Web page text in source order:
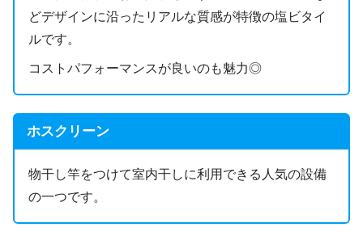
どデザインに沿ったリアルな質感が特徴の塩ビタイ
ルです。
コストパフォーマンスが良いのも魅力◎
ホスクリーン
物干し竿をつけて室内干しに利用できる人気の設備
の一つです。